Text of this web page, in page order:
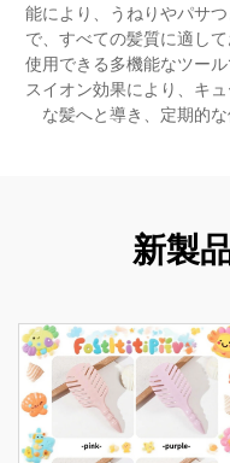
能により、うねりやパサ
で、すべての髪質に適し
使用できる多機能なツー
スイオン効果により、キ
な髪へと導き、定期的
新製